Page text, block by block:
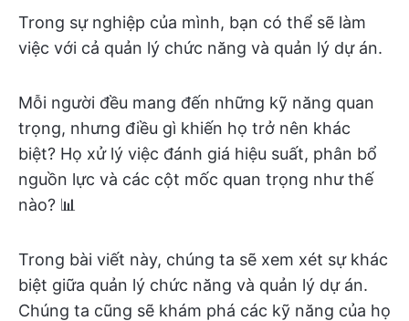
Trong sự nghiệp của mình, bạn có thể sẽ làm
việc với cả quản lý chức năng và quản lý dự án.
Mỗi người đều mang đến những kỹ năng quan
trọng, nhưng điều gì khiến họ trở nên khác
biệt? Họ xử lý việc đánh giá hiệu suất, phân bổ
nguồn lực và các cột mốc quan trọng như thế
nào? 📊
Trong bài viết này, chúng ta sẽ xem xét sự khác
biệt giữa quản lý chức năng và quản lý dự án.
Chúng ta cũng sẽ khám phá các kỹ năng của họ